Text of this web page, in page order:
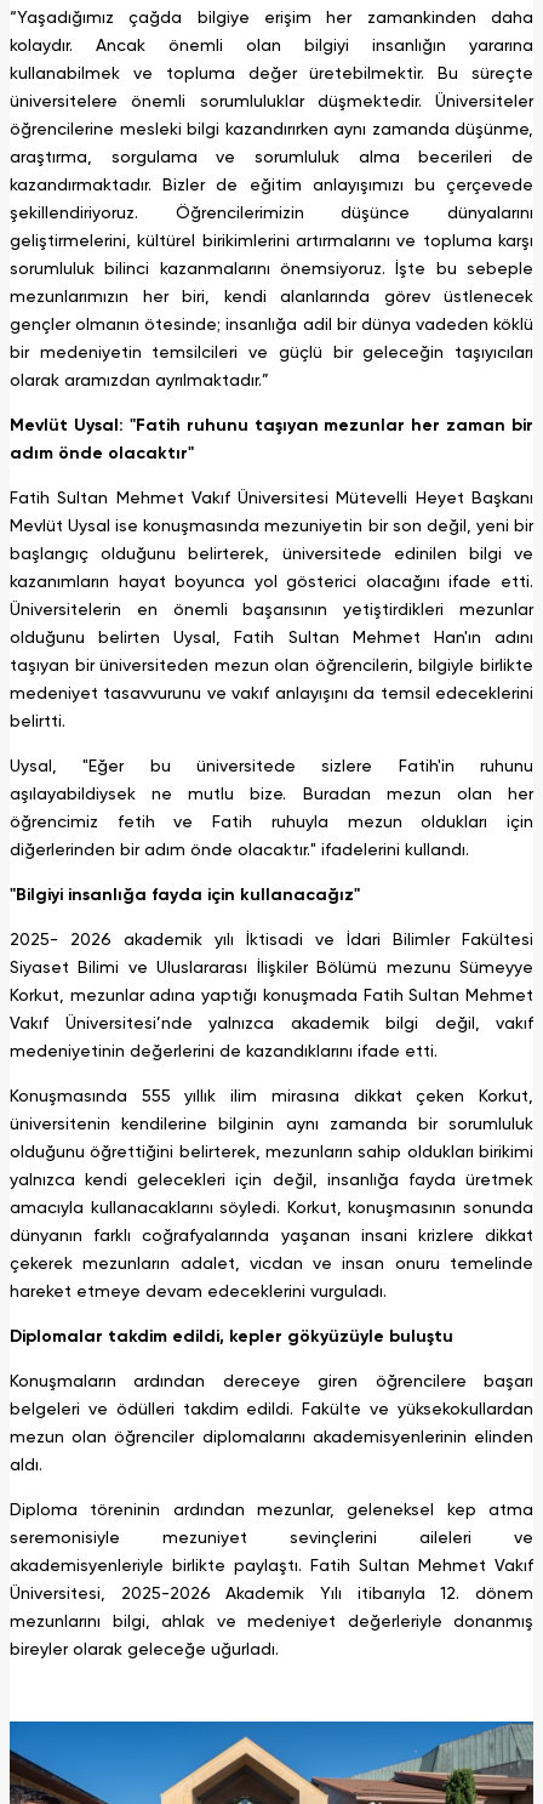
“Yaşadığımız çağda bilgiye erişim her zamankinden daha
kolaydır. Ancak önemli olan bilgiyi insanlığın yararına
kullanabilmek ve topluma değer üretebilmektir. Bu süreçte
üniversitelere önemli sorumluluklar düşmektedir. Üniversiteler
öğrencilerine mesleki bilgi kazandırırken aynı zamanda düşünme,
araştırma, sorgulama ve sorumluluk alma becerileri de
kazandırmaktadır. Bizler de eğitim anlayışımızı bu çerçevede
şekillendiriyoruz. Öğrencilerimizin düşünce dünyalarını
geliştirmelerini, kültürel birikimlerini artırmalarını ve topluma karşı
sorumluluk bilinci kazanmalarını önemsiyoruz. İşte bu sebeple
mezunlarımızın her biri, kendi alanlarında görev üstlenecek
gençler olmanın ötesinde; insanlığa adil bir dünya vadeden köklü
bir medeniyetin temsilcileri ve güçlü bir geleceğin taşıyıcıları
olarak aramızdan ayrılmaktadır.”
Mevlüt Uysal: "Fatih ruhunu taşıyan mezunlar her zaman bir
adım önde olacaktır"
Fatih Sultan Mehmet Vakıf Üniversitesi Mütevelli Heyet Başkanı
Mevlüt Uysal ise konuşmasında mezuniyetin bir son değil, yeni bir
başlangıç olduğunu belirterek, üniversitede edinilen bilgi ve
kazanımların hayat boyunca yol gösterici olacağını ifade etti.
Üniversitelerin en önemli başarısının yetiştirdikleri mezunlar
olduğunu belirten Uysal, Fatih Sultan Mehmet Han'ın adını
taşıyan bir üniversiteden mezun olan öğrencilerin, bilgiyle birlikte
medeniyet tasavvurunu ve vakıf anlayışını da temsil edeceklerini
belirtti.
Uysal, "Eğer bu üniversitede sizlere Fatih'in ruhunu
aşılayabildiysek ne mutlu bize. Buradan mezun olan her
öğrencimiz fetih ve Fatih ruhuyla mezun oldukları için
diğerlerinden bir adım önde olacaktır." ifadelerini kullandı.
"Bilgiyi insanlığa fayda için kullanacağız"
2025- 2026 akademik yılı İktisadi ve İdari Bilimler Fakültesi
Siyaset Bilimi ve Uluslararası İlişkiler Bölümü mezunu Sümeyye
Korkut, mezunlar adına yaptığı konuşmada Fatih Sultan Mehmet
Vakıf Üniversitesi’nde yalnızca akademik bilgi değil, vakıf
medeniyetinin değerlerini de kazandıklarını ifade etti.
Konuşmasında 555 yıllık ilim mirasına dikkat çeken Korkut,
üniversitenin kendilerine bilginin aynı zamanda bir sorumluluk
olduğunu öğrettiğini belirterek, mezunların sahip oldukları birikimi
yalnızca kendi gelecekleri için değil, insanlığa fayda üretmek
amacıyla kullanacaklarını söyledi. Korkut, konuşmasının sonunda
dünyanın farklı coğrafyalarında yaşanan insani krizlere dikkat
çekerek mezunların adalet, vicdan ve insan onuru temelinde
hareket etmeye devam edeceklerini vurguladı.
Diplomalar takdim edildi, kepler gökyüzüyle buluştu
Konuşmaların ardından dereceye giren öğrencilere başarı
belgeleri ve ödülleri takdim edildi. Fakülte ve yüksekokullardan
mezun olan öğrenciler diplomalarını akademisyenlerinin elinden
aldı.
Diploma töreninin ardından mezunlar, geleneksel kep atma
seremonisiyle mezuniyet sevinçlerini aileleri ve
akademisyenleriyle birlikte paylaştı. Fatih Sultan Mehmet Vakıf
Üniversitesi, 2025-2026 Akademik Yılı itibarıyla 12. dönem
mezunlarını bilgi, ahlak ve medeniyet değerleriyle donanmış
bireyler olarak geleceğe uğurladı.